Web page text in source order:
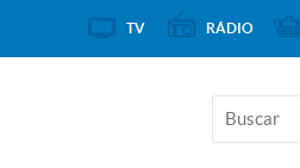
TV RÁDIO